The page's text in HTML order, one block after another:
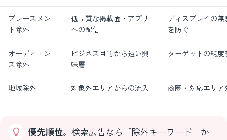
プレースメン
ト除外
低品質な掲載面・アプリ
への配信
ディスプレイの
を防ぐ
オーディエン
ス除外
ビジネス目的から遠い興
味層
ターゲットの純
地域除外 対象外エリアからの流入 商圏・対応エリ
優先順位。検索広告なら「除外キーワード」か